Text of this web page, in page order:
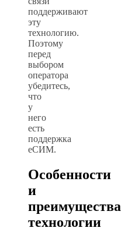
поддерживают
эту
технологию.
Поэтому
перед
выбором
оператора
убедитесь,
что
у
него
есть
поддержка
еСИМ.
Особенности
и
преимущества
технологии